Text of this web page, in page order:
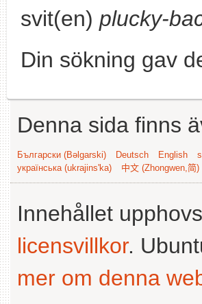
svit(en) plucky-
Din sökning gav
Denna sida finns
Български (Bəlgarski) Deutsch English
українська (ukrajins'ka)
中文 (Zhongwen,简)
Innehållet
licensvillkor.
mer om denna